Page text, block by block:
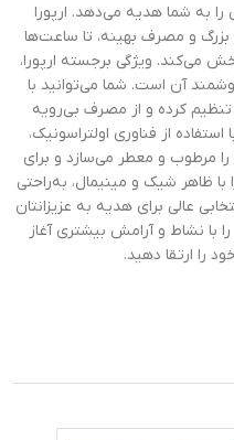
به شما هدیه می‌دهد. ارپورا
بزرگ و مصرف بهینه، تا ساعت‌ها
می‌کند. ویژگی برجسته ارپورا،
آن است. شما می‌توانید با
تنظیم کرده و از مصرف بی‌رویه
از فناوری اولتراسونیک،
مرطوب و معطر می‌سازد و برای
ظاهر شیک و مینیمال، به‌راحتی
عالی برای هدیه به عزیزانتان
با نشاط و آرامش بیشتری آغاز
را ارتقا دهید.